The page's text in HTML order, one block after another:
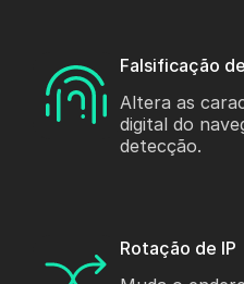
Falsificação
Altera as
digital do
detecção.
Rotação de IP